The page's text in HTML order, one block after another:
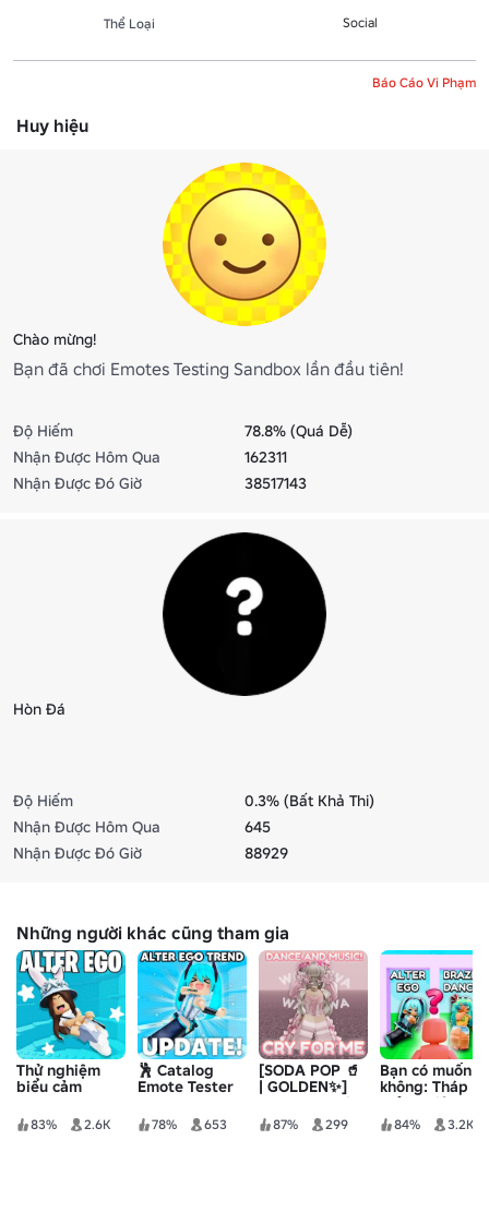
Thể Loại
Social
Báo Cáo Vi Phạm
Huy hiệu
Chào mừng!
Bạn đã chơi Emotes Testing Sandbox lần đầu tiên!
Độ Hiếm
78.8% (Quá Dễ)
Nhận Được Hôm Qua
162311
Nhận Được Đó Giờ
38517143
Hòn Đá
Độ Hiếm
0.3% (Bất Khả Thi)
Nhận Được Hôm Qua
645
Nhận Được Đó Giờ
88929
Những người khác cũng tham gia
Thử nghiệm
biểu cảm
mục ✨
83% 2.6K
🕺 Catalog
Emote Tester
78% 653
[SODA POP 🥤
| GOLDEN✨]
Ragdoll Engine
87% 299
Bạn có muốn
không: Tháp
thử nghiệm
biểu tượng
cảm xúc 💃
84% 3.2K